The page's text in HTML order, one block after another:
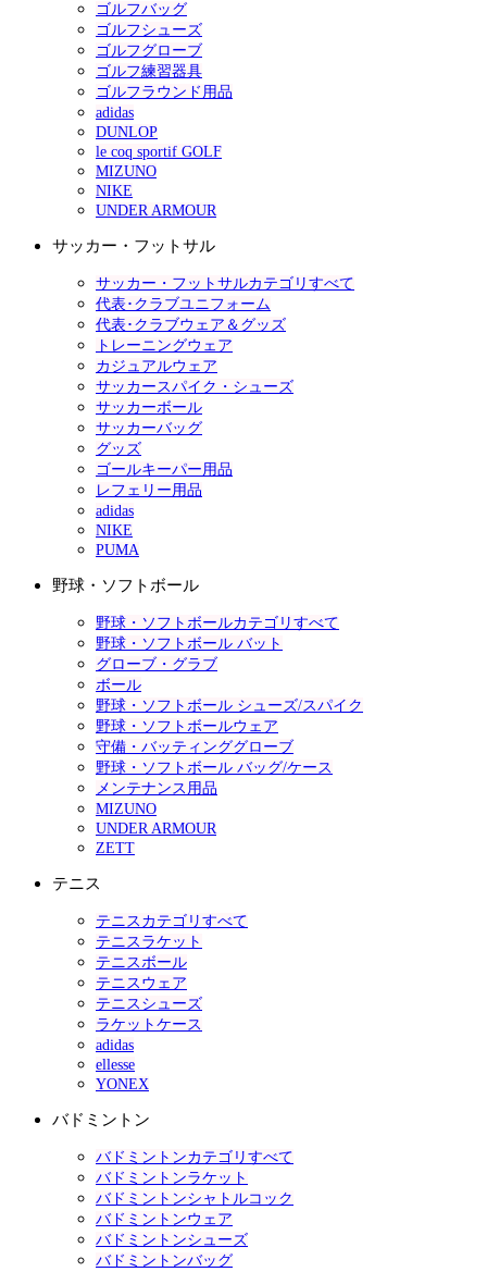
ゴルフバッグ
ゴルフシューズ
ゴルフグローブ
ゴルフ練習器具
ゴルフラウンド用品
adidas
DUNLOP
le coq sportif GOLF
MIZUNO
NIKE
UNDER ARMOUR
サッカー・フットサル
サッカー・フットサルカテゴリすべて
代表･クラブユニフォーム
代表･クラブウェア＆グッズ
トレーニングウェア
カジュアルウェア
サッカースパイク・シューズ
サッカーボール
サッカーバッグ
グッズ
ゴールキーパー用品
レフェリー用品
adidas
NIKE
PUMA
野球・ソフトボール
野球・ソフトボールカテゴリすべて
野球・ソフトボール バット
グローブ・グラブ
ボール
野球・ソフトボール シューズ/スパイク
野球・ソフトボールウェア
守備・バッティンググローブ
野球・ソフトボール バッグ/ケース
メンテナンス用品
MIZUNO
UNDER ARMOUR
ZETT
テニス
テニスカテゴリすべて
テニスラケット
テニスボール
テニスウェア
テニスシューズ
ラケットケース
adidas
ellesse
YONEX
バドミントン
バドミントンカテゴリすべて
バドミントンラケット
バドミントンシャトルコック
バドミントンウェア
バドミントンシューズ
バドミントンバッグ